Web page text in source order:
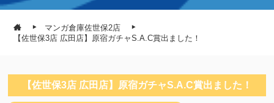
マンガ倉庫佐世保2店
【佐世保3店 広田店】原宿ガチャS.A.C賞出ました！
【佐世保3店 広田店】原宿ガチャS.A.C賞出ました！